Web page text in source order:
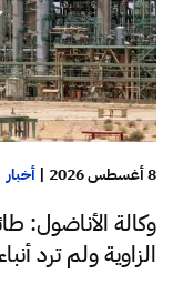
8 أغسطس 2026 | أخبار
وكالة الأناضول:
الزاوية ولم ترد